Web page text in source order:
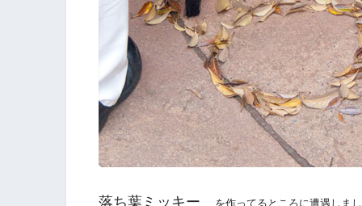
落ち葉ミッキー を作ってるところに遭遇しま